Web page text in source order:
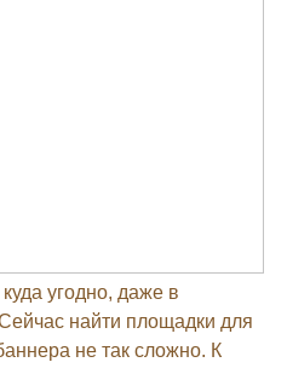
угодно, даже в
найти площадки для
не так сложно. К